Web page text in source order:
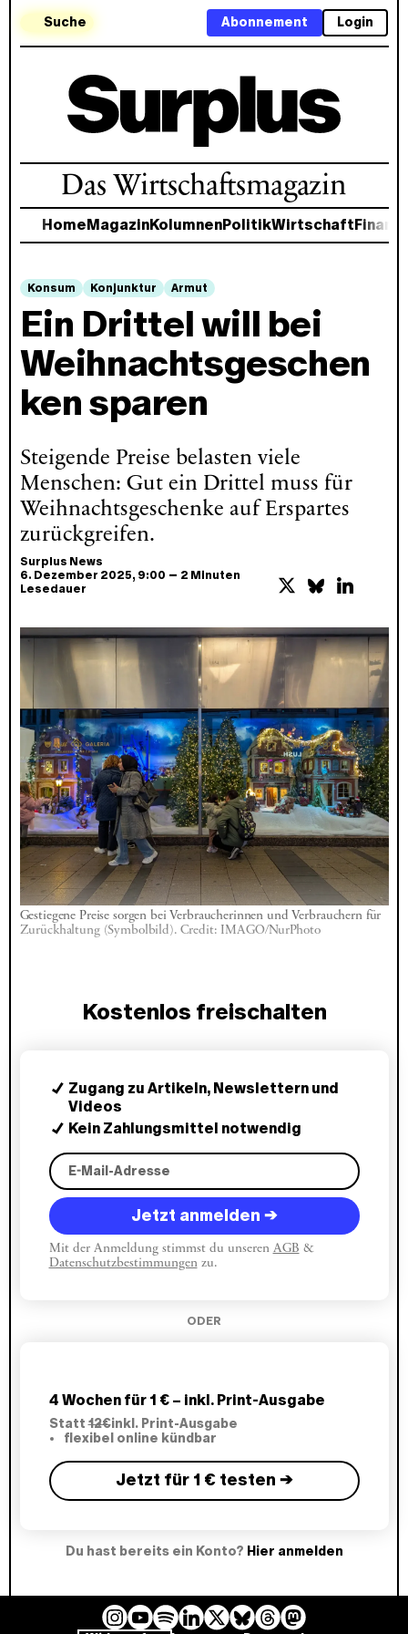
Suche Login
Abonnement
Das Wirtschaftsmagazin
Home MagazinKolumnenPolitikWirtschaft
Konsum Konjunktur Armut
Ein Drittel will bei
Weihnachtsgeschen
ken sparen
Steigende Preise belasten viele
Menschen: Gut ein Drittel muss für
Weihnachtsgeschenke auf Erspartes
zurückgreifen.
Surplus News
6. Dezember 2025, 9:00 – 2 Minuten
Lesedauer
Gestiegene Preise sorgen bei Verbraucherinnen und Verbrauchern für
Zurückhaltung (Symbolbild). Credit: IMAGO/NurPhoto
Kostenlos freischalten
Zugang zu Artikeln, Newslettern und
Videos
Kein Zahlungsmittel notwendig
Jetzt anmelden →
Mit der Anmeldung stimmst du unseren AGB &
Datenschutzbestimmungenzu.
ODER
4 Wochen für 1 € – inkl. Print-Ausgabe
Statt12€inkl. Print-Ausgabe
flexibel online kündbar
Jetzt für 1 € testen →
Du hast bereits ein Konto? Hier anmelden
I Y S L B T M